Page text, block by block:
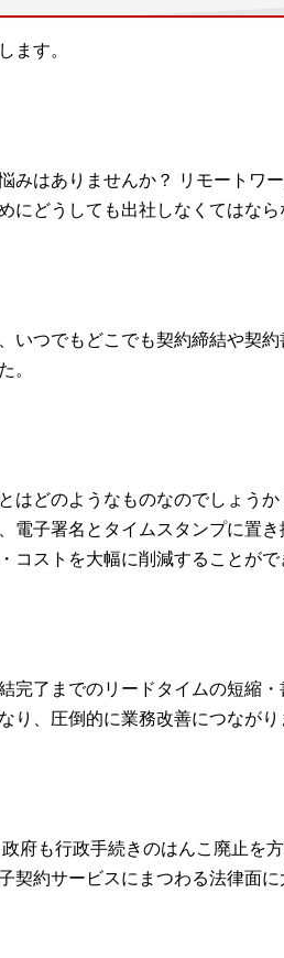
ます。
みはありませんか？ リモートワ
にどうしても出社しなくてはなら
いつでもどこでも契約締結や契
。
はどのようなものなのでしょうか
電子署名とタイムスタンプに置
コストを大幅に削減することがで
完了までのリードタイムの短縮
り、圧倒的に業務改善につながり
府も行政手続きのはんこ廃止を
契約サービスにまつわる法律面に